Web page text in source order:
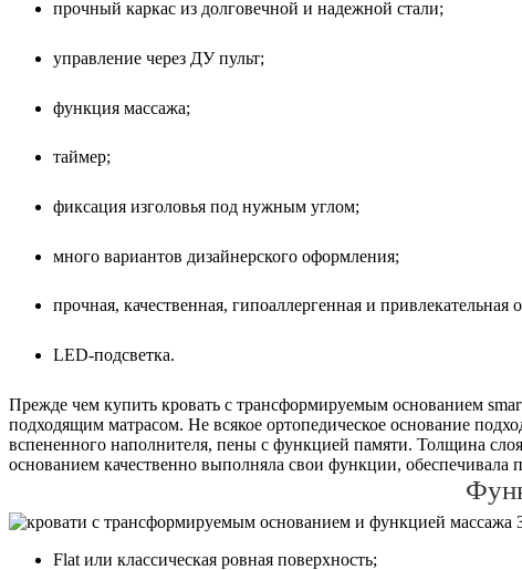
прочный каркас из долговечной и надежной стали;
управление через ДУ пульт;
функция массажа;
таймер;
фиксация изголовья под нужным углом;
много вариантов дизайнерского оформления;
прочная, качественная, гипоаллергенная и привлекательная
LED-подсветка.
Прежде чем купить кровать с трансформируемым основанием
подходящим матрасом. Не всякое ортопедическое основание
вспененного наполнителя, пены с функцией памяти. Толщина
основанием качественно выполняла свои функции, обеспечивала
Flat или классическая ровная поверхность;